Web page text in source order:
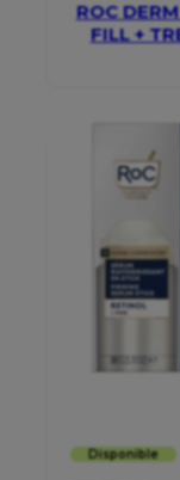
ROC
FILL +
Disponible